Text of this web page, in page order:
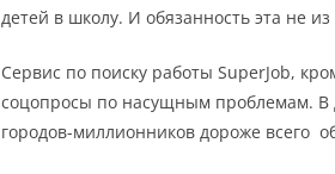
детей в школу. И обязанность эта не
Сервис по поиску работы SuperJob,
соцопросы по насущным проблемам. В
городов-миллионников дороже всего